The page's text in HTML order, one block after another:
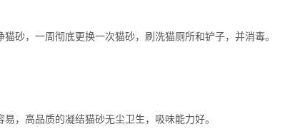
砂，一周彻底更换一次猫砂，刷洗猫厕所和铲子，并消毒。
，高品质的凝结猫砂无尘卫生，吸味能力好。